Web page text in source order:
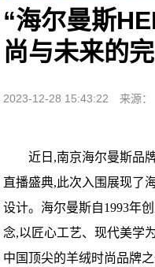
“海尔曼斯
尚与未来的
2023-12-28 15:43:22 来源：
近日,南京海尔曼斯品
直播盛典,此次入围展现了
设计。海尔曼斯自1993年
念,以匠心工艺、现代美学
中国顶尖的羊绒时尚品牌之